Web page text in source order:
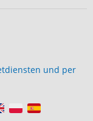
und per